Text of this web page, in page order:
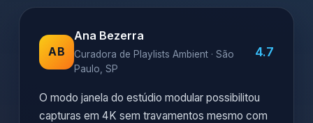
AB
Ana Bezerra
Curadora de Playlists Ambient · São
Paulo, SP
4.7
O modo janela do estúdio modular possibilitou
capturas em 4K sem travamentos mesmo com